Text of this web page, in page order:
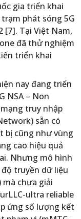
gia triển khai
phát sóng 5G
[7]. Tại Việt Nam,
đã thử nghiệm
triển khai
nay đang triển
NSA – Non
truy nhập
sẵn có
bị cũng như vùng
cao hiệu quả
Nhưng mô hình
truyền dữ liệu
mà chưa giải
ultra reliable
ứng số lượng kết